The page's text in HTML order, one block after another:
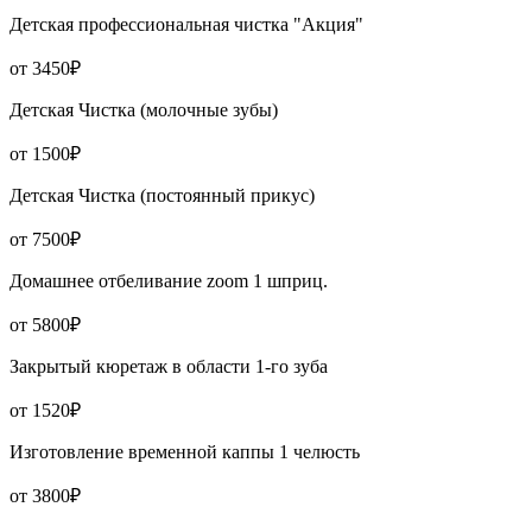
Детская профессиональная чистка "Акция"
от 3450₽
Детская Чистка (молочные зубы)
от 1500₽
Детская Чистка (постоянный прикус)
от 7500₽
Домашнее отбеливание zoom 1 шприц.
от 5800₽
Закрытый кюретаж в области 1-го зуба
от 1520₽
Изготовление временной каппы 1 челюсть
от 3800₽